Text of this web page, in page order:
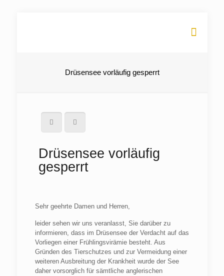
Drüsensee vorläufig gesperrt
Drüsensee vorläufig
gesperrt
Sehr geehrte Damen und Herren,
leider sehen wir uns veranlasst, Sie darüber zu
informieren, dass im Drüsensee der Verdacht auf das
Vorliegen einer Frühlingsvirämie besteht. Aus
Gründen des Tierschutzes und zur Vermeidung einer
weiteren Ausbreitung der Krankheit wurde der See
daher vorsorglich für sämtliche anglerischen